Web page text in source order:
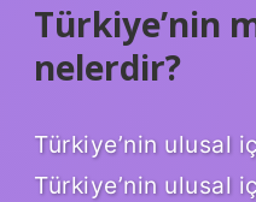
Türkiye’nin
nelerdir?
Türkiye’nin ulusal
Türkiye’nin ulusal